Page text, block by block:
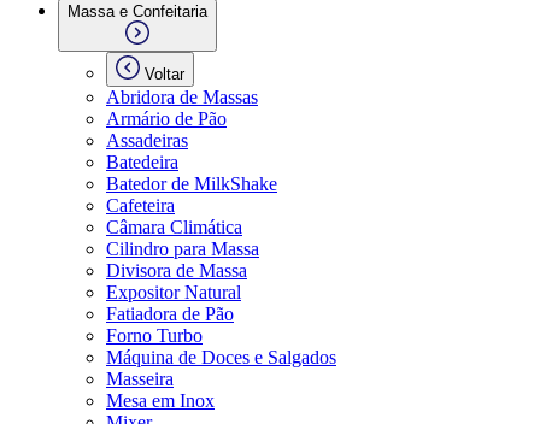
Massa e Confeitaria
Voltar
Abridora de Massas
Armário de Pão
Assadeiras
Batedeira
Batedor de MilkShake
Cafeteira
Câmara Climática
Cilindro para Massa
Divisora de Massa
Expositor Natural
Fatiadora de Pão
Forno Turbo
Máquina de Doces e Salgados
Masseira
Mesa em Inox